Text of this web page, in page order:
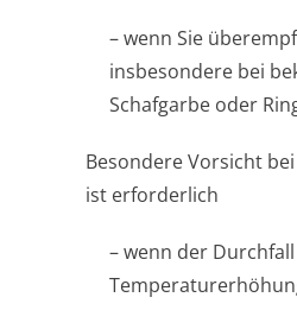
– wenn Sie
insbesondere bei
Schafgarbe oder
Besondere Vorsicht
ist erforderlich
– wenn der